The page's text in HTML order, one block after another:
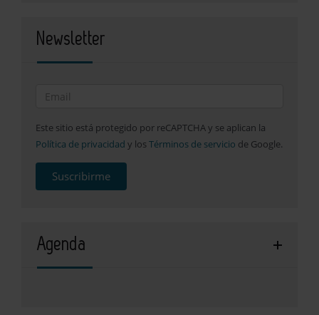
Newsletter
Este sitio está protegido por reCAPTCHA y se aplican la
Política de privacidad y los Términos de servicio de Google.
Suscribirme
Agenda